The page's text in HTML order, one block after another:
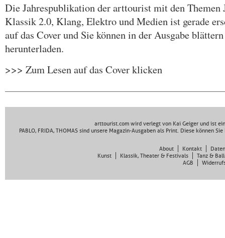
Die Jahrespublikation der arttourist mit den Themen
Klassik 2.0, Klang, Elektro und Medien ist gerade
auf das Cover und Sie können in der Ausgabe
herunterladen.
>>> Zum Lesen auf das Cover klicken
arttourist.com wird verlegt von Kai Geiger und ist
PABLO, FRIDA, THOMAS sind unsere Magazin-Ausgaben als Print. Diese können
About Kontakt
Kunst
Klassik, Theater & Festivals
Tanz &
AGB